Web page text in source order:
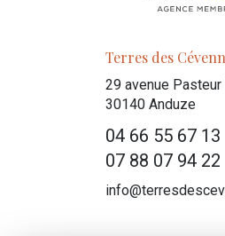
Terres des
29 avenue Pasteur
30140 Anduze
04 66 55 67 13
07 88 07 94 22